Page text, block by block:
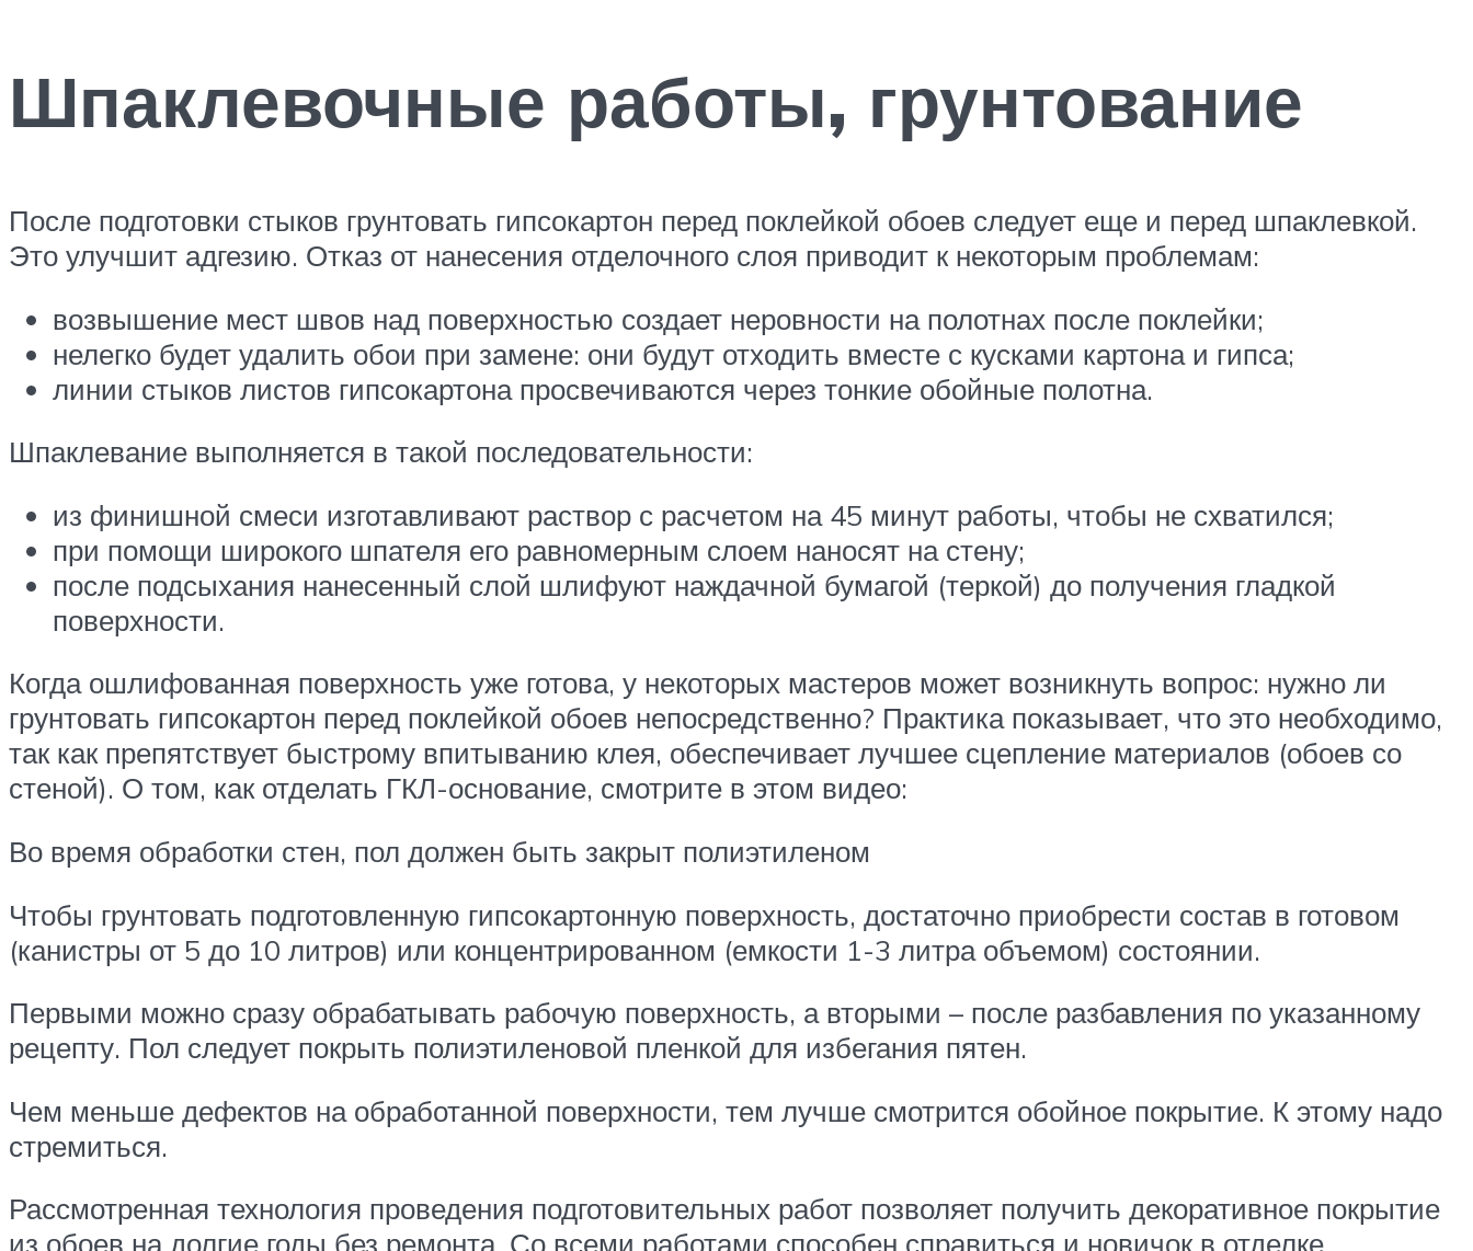
Шпаклевочные работы, грунтование
После подготовки стыков грунтовать гипсокартон перед поклейкой обоев следует еще и перед шпаклевкой.
Это улучшит адгезию. Отказ от нанесения отделочного слоя приводит к некоторым проблемам:
возвышение мест швов над поверхностью создает неровности на полотнах после поклейки;
нелегко будет удалить обои при замене: они будут отходить вместе с кусками картона и гипса;
линии стыков листов гипсокартона просвечиваются через тонкие обойные полотна.
Шпаклевание выполняется в такой последовательности:
из финишной смеси изготавливают раствор с расчетом на 45 минут работы, чтобы не схватился;
при помощи широкого шпателя его равномерным слоем наносят на стену;
после подсыхания нанесенный слой шлифуют наждачной бумагой (теркой) до получения гладкой
поверхности.
Когда ошлифованная поверхность уже готова, у некоторых мастеров может возникнуть вопрос: нужно ли
грунтовать гипсокартон перед поклейкой обоев непосредственно? Практика показывает, что это необходимо,
так как препятствует быстрому впитыванию клея, обеспечивает лучшее сцепление материалов (обоев со
стеной). О том, как отделать ГКЛ-основание, смотрите в этом видео:
Во время обработки стен, пол должен быть закрыт полиэтиленом
Чтобы грунтовать подготовленную гипсокартонную поверхность, достаточно приобрести состав в готовом
(канистры от 5 до 10 литров) или концентрированном (емкости 1-3 литра объемом) состоянии.
Первыми можно сразу обрабатывать рабочую поверхность, а вторыми – после разбавления по указанному
рецепту. Пол следует покрыть полиэтиленовой пленкой для избегания пятен.
Чем меньше дефектов на обработанной поверхности, тем лучше смотрится обойное покрытие. К этому надо
стремиться.
Рассмотренная технология проведения подготовительных работ позволяет получить декоративное покрытие
из обоев на долгие годы без ремонта. Со всеми работами способен справиться и новичок в отделке.